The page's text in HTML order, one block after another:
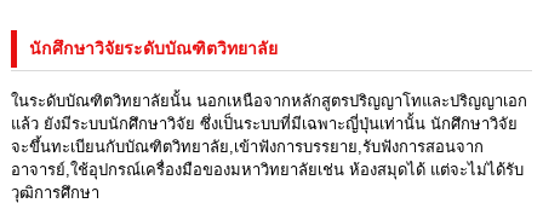
นักศึกษาวิจัยระดับบัณฑิตวิทยาลัย
ในระดับบัณฑิตวิทยาลัยนั้น นอกเหนือจากหลักสูตรปริญญาโทและปริญญาเอก
แล้ว ยังมีระบบนักศึกษาวิจัย ซึ่งเป็นระบบที่มีเฉพาะญี่ปุ่นเท่านั้น นักศึกษาวิจัย
จะขึ้นทะเบียนกับบัณฑิตวิทยาลัย,เข้าฟังการบรรยาย,รับฟังการสอนจาก
อาจารย์,ใช้อุปกรณ์เครื่องมือของมหาวิทยาลัยเช่น ห้องสมุดได้ แต่จะไม่ได้รับ
วุฒิการศึกษา